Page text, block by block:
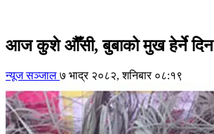
आज कुशे औँसी, बुबाको मुख हेर्ने दिन
न्यूज सञ्जाल ७ भाद्र २०८२, शनिबार ०८:१९